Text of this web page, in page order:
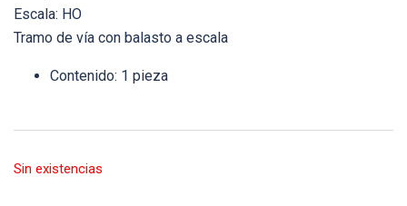
Escala: HO
Tramo de vía con balasto a escala
Contenido: 1 pieza
Sin existencias